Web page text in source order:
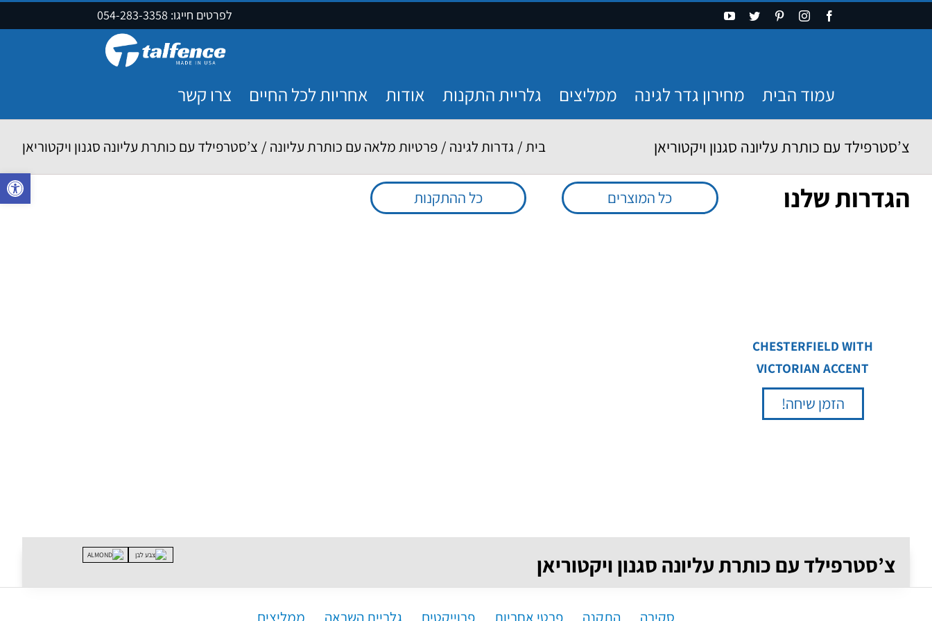
פתח
Facebook
Instagram
Pinterest
Twitter
YouTube לפרטים חייגו: 054-283-3358
עמוד הבית מחירון גדר לגינה ממליצים גלריית התקנות אודות אחריות לכל החיים צרו קשר
צ’סטרפילד עם כותרת עליונה סגנון ויקטוריאן בית/ גדרות לגינה / פרטיות מלאה עם כותרת עליונה / צ’סטרפילד עם כותרת עליונה סגנון ויקטוריאן
הגדרות שלנו כל המוצרים כל ההתקנות
CHESTERFIELD WITH
VICTORIAN ACCENT
הזמן שיחה!
צ’סטרפילד עם כותרת עליונה סגנון ויקטוריאן
סקירה התקנה פרטי אחריות פרוייקטים גלריית השראה ממליצים